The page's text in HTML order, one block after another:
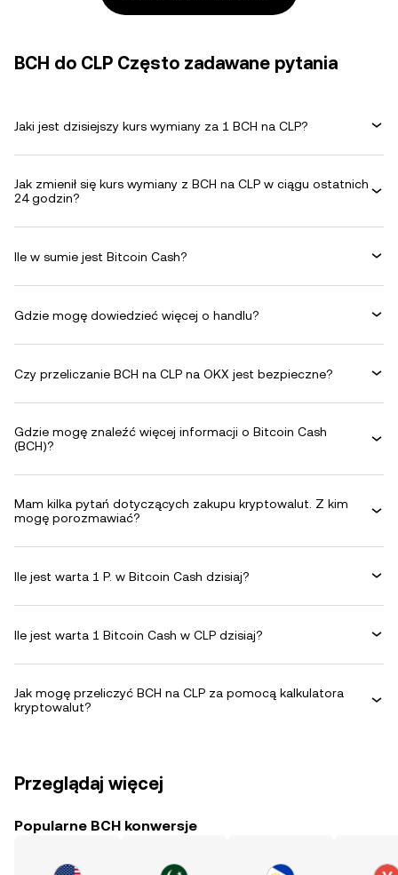
BCH do CLP Często zadawane pytania
Jaki jest dzisiejszy kurs wymiany za 1 BCH na CLP?
Jak zmienił się kurs wymiany z BCH na CLP w ciągu ostatnich
24 godzin?
Ile w sumie jest Bitcoin Cash?
Gdzie mogę dowiedzieć więcej o handlu?
Czy przeliczanie BCH na CLP na OKX jest bezpieczne?
Gdzie mogę znaleźć więcej informacji o Bitcoin Cash
(BCH)?
Mam kilka pytań dotyczących zakupu kryptowalut. Z kim
mogę porozmawiać?
Ile jest warta 1 P. w Bitcoin Cash dzisiaj?
Ile jest warta 1 Bitcoin Cash w CLP dzisiaj?
Jak mogę przeliczyć BCH na CLP za pomocą kalkulatora
kryptowalut?
Przeglądaj więcej
Popularne BCH konwersje